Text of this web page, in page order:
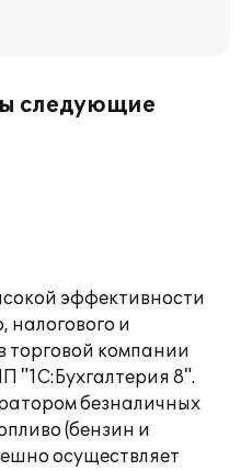
следующие
эффективности
налогового и
торговой компании
"1С:Бухгалтерия 8".
безналичных
(бензин и
осуществляет